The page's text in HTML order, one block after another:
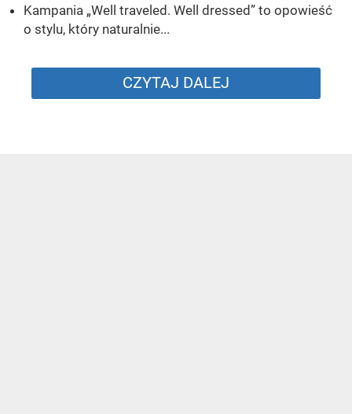
Kampania „Well traveled. Well dressed” to opowieść
o stylu, który naturalnie...
CZYTAJ DALEJ